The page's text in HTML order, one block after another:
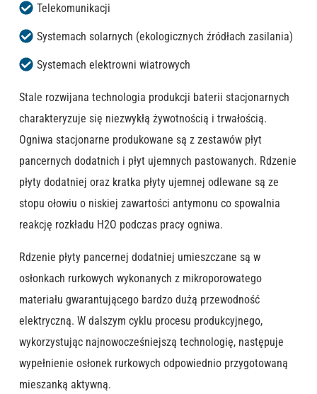
Telekomunikacji
Systemach solarnych (ekologicznych źródłach zasilania)
Systemach elektrowni wiatrowych
Stale rozwijana technologia produkcji baterii stacjonarnych
charakteryzuje się niezwykłą żywotnością i trwałością.
Ogniwa stacjonarne produkowane są z zestawów płyt
pancernych dodatnich i płyt ujemnych pastowanych. Rdzenie
płyty dodatniej oraz kratka płyty ujemnej odlewane są ze
stopu ołowiu o niskiej zawartości antymonu co spowalnia
reakcję rozkładu H2O podczas pracy ogniwa.
Rdzenie płyty pancernej dodatniej umieszczane są w
osłonkach rurkowych wykonanych z mikroporowatego
materiału gwarantującego bardzo dużą przewodność
elektryczną. W dalszym cyklu procesu produkcyjnego,
wykorzystując najnowocześniejszą technologię, następuje
wypełnienie osłonek rurkowych odpowiednio przygotowaną
mieszanką aktywną.